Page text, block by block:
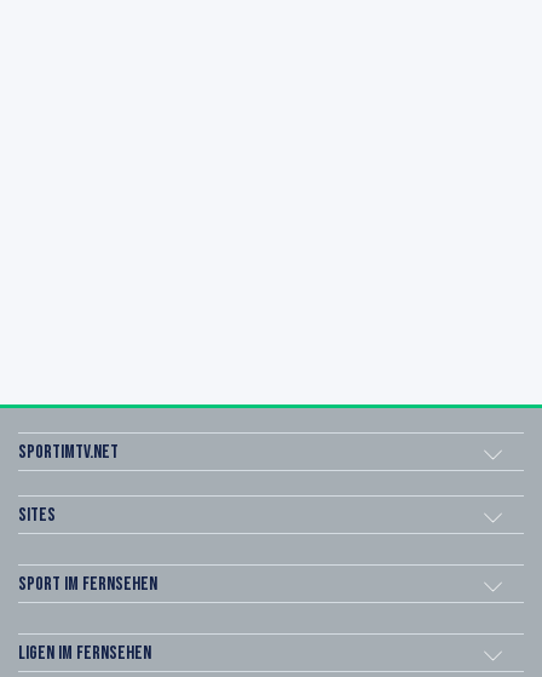
sportimtv.net
Sites
Sport im Fernsehen
Ligen im Fernsehen